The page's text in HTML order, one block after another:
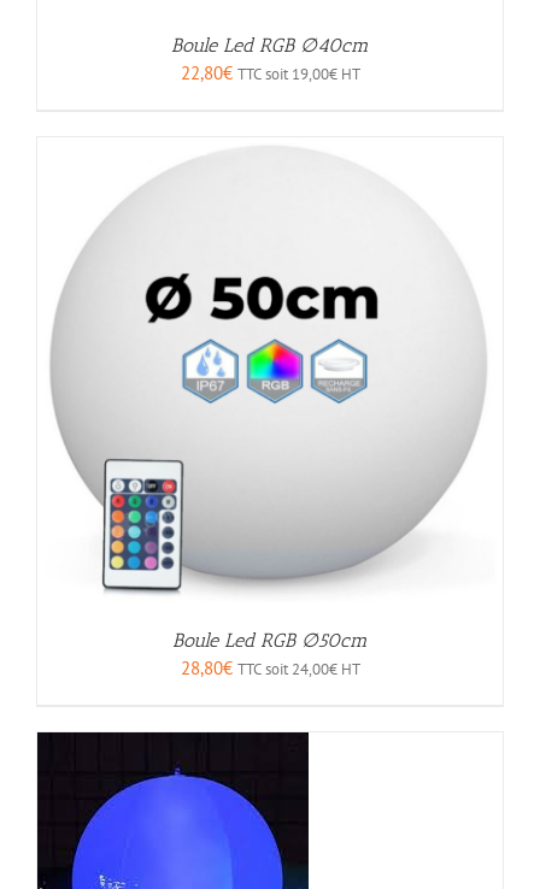
Boule Led RGB ∅40cm
22,80€ TTC soit 19,00€HT
Boule Led RGB ∅50cm
28,80€ TTC soit 24,00€HT